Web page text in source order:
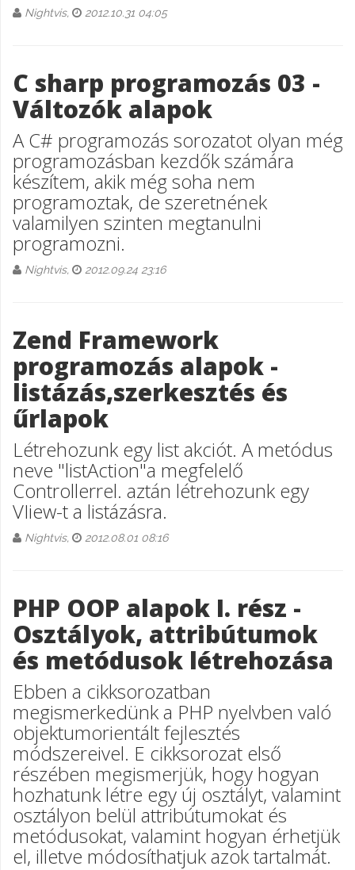
Nightvis, 2012.10.31 04:05
C sharp programozás 03 -
Változók alapok
A C# programozás sorozatot olyan még
programozásban kezdők számára
készítem, akik még soha nem
programoztak, de szeretnének
valamilyen szinten megtanulni
programozni.
Nightvis, 2012.09.24 23:16
Zend Framework
programozás alapok -
listázás,szerkesztés és
űrlapok
Létrehozunk egy list akciót. A metódus
neve "listAction"a megfelelő
Controllerrel. aztán létrehozunk egy
VIiew-t a listázásra.
Nightvis, 2012.08.01 08:16
PHP OOP alapok I. rész -
Osztályok, attribútumok
és metódusok létrehozása
Ebben a cikksorozatban
megismerkedünk a PHP nyelvben való
objektumorientált fejlesztés
módszereivel. E cikksorozat első
részében megismerjük, hogy hogyan
hozhatunk létre egy új osztályt, valamint
osztályon belül attribútumokat és
metódusokat, valamint hogyan érhetjük
el, illetve módosíthatjuk azok tartalmát.